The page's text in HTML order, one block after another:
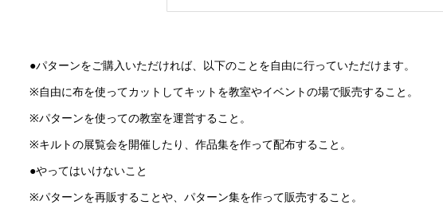
●パターンをご購入いただければ、以下のことを自由に行っていただけます。
※自由に布を使ってカットしてキットを教室やイベントの場で販売すること。
※パターンを使っての教室を運営すること。
※キルトの展覧会を開催したり、作品集を作って配布すること。
●やってはいけないこと
※パターンを再販することや、パターン集を作って販売すること。